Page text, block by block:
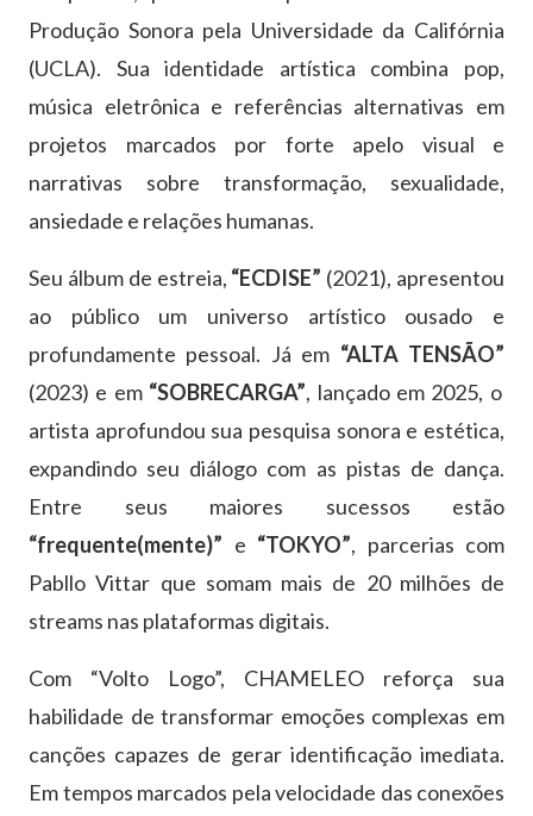
Produção Sonora pela Universidade da Califórnia
(UCLA). Sua identidade artística combina pop,
música eletrônica e referências alternativas em
projetos marcados por forte apelo visual e
narrativas sobre transformação, sexualidade,
ansiedade e relações humanas.
Seu álbum de estreia, “ECDISE” (2021), apresentou
ao público um universo artístico ousado e
profundamente pessoal. Já em “ALTA TENSÃO”
(2023) e em “SOBRECARGA”, lançado em 2025, o
artista aprofundou sua pesquisa sonora e estética,
expandindo seu diálogo com as pistas de dança.
Entre seus maiores sucessos estão
“frequente(mente)” e “TOKYO”, parcerias com
Pabllo Vittar que somam mais de 20 milhões de
streams nas plataformas digitais.
Com “Volto Logo”, CHAMELEO reforça sua
habilidade de transformar emoções complexas em
canções capazes de gerar identificação imediata.
Em tempos marcados pela velocidade das conexões